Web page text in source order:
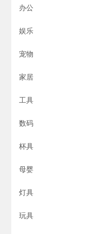
办公
娱乐
宠物
家居
工具
数码
杯具
母婴
灯具
玩具